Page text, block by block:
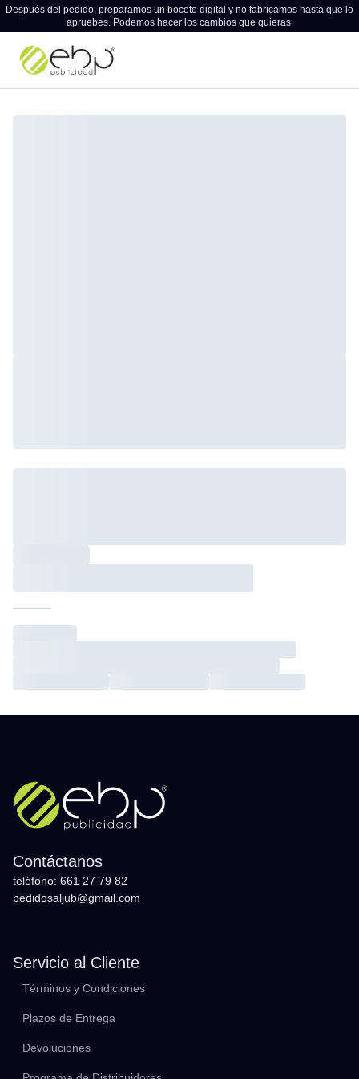
Después del pedido, preparamos un boceto digital y no fabricamos hasta que lo
apruebes. Podemos hacer los cambios que quieras.
Contáctanos
teléfono: 661 27 79 82
pedidosaljub@gmail.com
Servicio al Cliente
Términos y Condiciones
Plazos de Entrega
Devoluciones